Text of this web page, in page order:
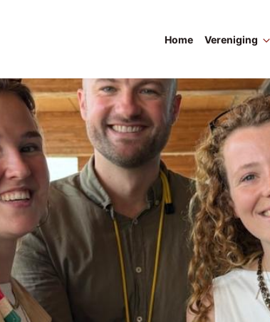
Home Vereniging